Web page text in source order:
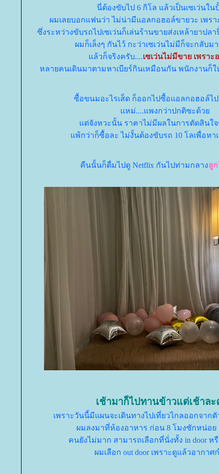
นี่ต้องขับไป 6 กิโล แล้วเป็นเซเว่นใน
ผมเลยบอกแฟนว่า ไม่น่ามีแอลกอฮอล์ขายวะ เพร
ซึ่งระหว่างขับรถไปเซเว่นก็เล่นร้านขายส่งเหล้ายาปล
ผมก็เล็งๆ กันไว้ กะว่าเซเว่นไม่มีก็จะกลับม
ล้วก็จริงครับ....เซเว่นไม่มีขาย เพราะ
หลายคนเดินมาตามหาเบียร์กินเหมือนกัน พนักงานก็
ซื้อขนมอะไรเส็ด ก็ออกไปซื้อแอลกอฮอล์ไ
หม่....แพงกว่าปกติซะด้ว
ต่จังหวะนั้น ราคาไม่มีผลในการตัดสินใ
พ้กว่าก็ซื้อละ ไม่งั้นต้องขับรถ 10 โลเพื่อหาเ
คืนนั้นก็ดื่มไปดู Netflix กันไปท่ามกลางลู
เช้ามาก็ไปทานข้าวแต่เช้าล
เพราะวันนี้มีแผนจะเดินทางไปเที่ยวไกลออกจา
ผมลงมาที่ห้องอาหาร ก่อน 8 โมงซักหน่อย
คนยังไม่มาก สามารถเลือกที่นั่งทั้ง in door หรื
ผมเลือก out door เพราะดูแล้วอากาศ